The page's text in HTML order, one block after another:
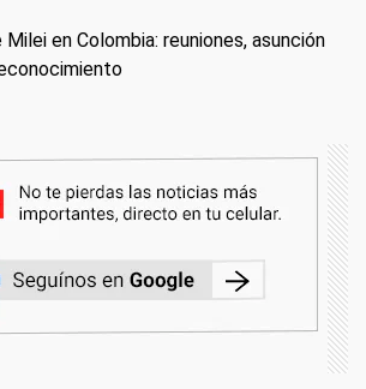
en Colombia: reuniones, asunción